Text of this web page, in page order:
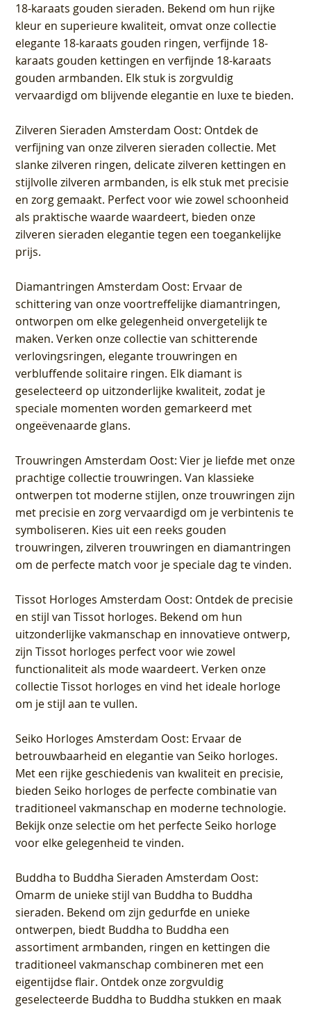
18-karaats gouden sieraden. Bekend om hun rijke
kleur en superieure kwaliteit, omvat onze collectie
elegante 18-karaats gouden ringen, verfijnde 18-
karaats gouden kettingen en verfijnde 18-karaats
gouden armbanden. Elk stuk is zorgvuldig
vervaardigd om blijvende elegantie en luxe te bieden.
Zilveren Sieraden Amsterdam Oost: Ontdek de
verfijning van onze zilveren sieraden collectie. Met
slanke zilveren ringen, delicate zilveren kettingen en
stijlvolle zilveren armbanden, is elk stuk met precisie
en zorg gemaakt. Perfect voor wie zowel schoonheid
als praktische waarde waardeert, bieden onze
zilveren sieraden elegantie tegen een toegankelijke
prijs.
Diamantringen Amsterdam Oost: Ervaar de
schittering van onze voortreffelijke diamantringen,
ontworpen om elke gelegenheid onvergetelijk te
maken. Verken onze collectie van schitterende
verlovingsringen, elegante trouwringen en
verbluffende solitaire ringen. Elk diamant is
geselecteerd op uitzonderlijke kwaliteit, zodat je
speciale momenten worden gemarkeerd met
ongeëvenaarde glans.
Trouwringen Amsterdam Oost: Vier je liefde met onze
prachtige collectie trouwringen. Van klassieke
ontwerpen tot moderne stijlen, onze trouwringen zijn
met precisie en zorg vervaardigd om je verbintenis te
symboliseren. Kies uit een reeks gouden
trouwringen, zilveren trouwringen en diamantringen
om de perfecte match voor je speciale dag te vinden.
Tissot Horloges Amsterdam Oost: Ontdek de precisie
en stijl van Tissot horloges. Bekend om hun
uitzonderlijke vakmanschap en innovatieve ontwerp,
zijn Tissot horloges perfect voor wie zowel
functionaliteit als mode waardeert. Verken onze
collectie Tissot horloges en vind het ideale horloge
om je stijl aan te vullen.
Seiko Horloges Amsterdam Oost: Ervaar de
betrouwbaarheid en elegantie van Seiko horloges.
Met een rijke geschiedenis van kwaliteit en precisie,
bieden Seiko horloges de perfecte combinatie van
traditioneel vakmanschap en moderne technologie.
Bekijk onze selectie om het perfecte Seiko horloge
voor elke gelegenheid te vinden.
Buddha to Buddha Sieraden Amsterdam Oost:
Omarm de unieke stijl van Buddha to Buddha
sieraden. Bekend om zijn gedurfde en unieke
ontwerpen, biedt Buddha to Buddha een
assortiment armbanden, ringen en kettingen die
traditioneel vakmanschap combineren met een
eigentijdse flair. Ontdek onze zorgvuldig
geselecteerde Buddha to Buddha stukken en maak